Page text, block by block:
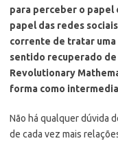
para perceber o papel
papel das redes
corrente de tratar uma
sentido recuperado
Revolutionary
forma como
Não há qualquer dúvida
de cada vez mais